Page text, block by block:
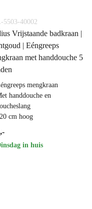
5503-40002
Vrijstaande badkraan |
| Eéngreeps
met handdouche 5
mengkraan
handdouche en
cm hoog
in huis